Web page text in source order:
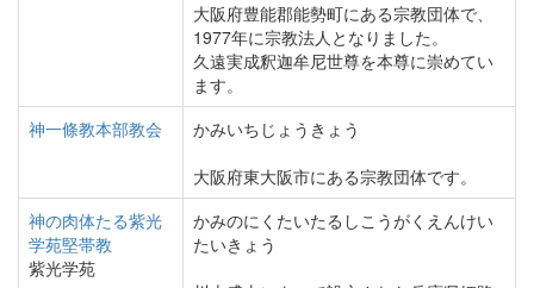
大阪府豊能郡能勢町にある宗教団体で、
1977年に宗教法人となりました。
久遠実成釈迦牟尼世尊を本尊に崇めてい
ます。
神一條教本部教会
かみいちじょうきょう
大阪府東大阪市にある宗教団体です。
神の肉体たる紫光
学苑堅帯教
紫光学苑
かみのにくたいたるしこうがくえんけい
たいきょう